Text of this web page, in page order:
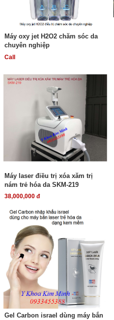
Máy oxy jet H2O2 chăm sóc da
chuyên nghiệp
Call
Máy laser điều trị xóa xăm trị
nám trẻ hóa da SKM-219
38,000,000 đ
Gel Carbon israel dùng máy bắn